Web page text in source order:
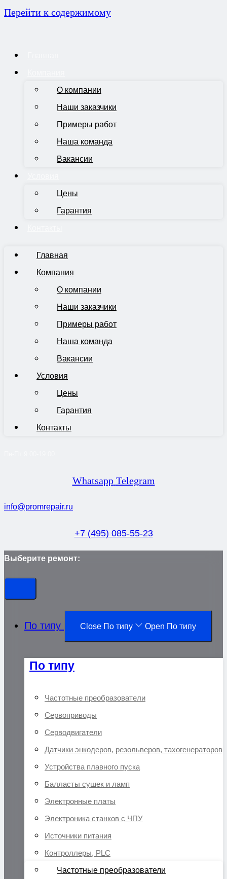
Перейти к содержимому
О компании
Наши заказчики
Примеры работ
Наша команда
Вакансии
Цены
Гарантия
Главная
Компания
О компании
Наши заказчики
Примеры работ
Наша команда
Вакансии
Условия
Цены
Гарантия
Контакты
Whatsapp Telegram
info@promrepair.ru
+7 (495) 085-55-23
Выберите ремонт:
По типу Close По типу Open По типу
По типу
Частотные преобразователи
Сервоприводы
Серводвигатели
Датчики энкодеров, резольверов, тахогенераторов
Устройства плавного пуска
Балласты сушек и ламп
Электронные платы
Электроника станков с ЧПУ
Источники питания
Контроллеры, PLC
Частотные преобразователи